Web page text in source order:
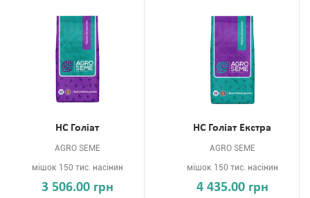
НС Голіат
AGRO SEME
мішок 150 тис. насінин
3 506.00 грн
НС Голіат Екстра
AGRO SEME
мішок 150 тис. насінин
4 435.00 грн